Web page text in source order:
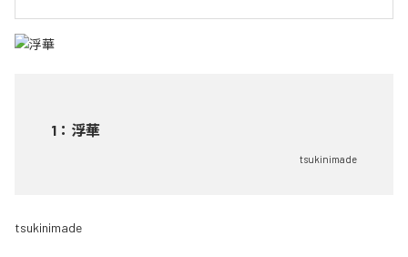
1 ： 浮華
tsukinimade
tsukinimade